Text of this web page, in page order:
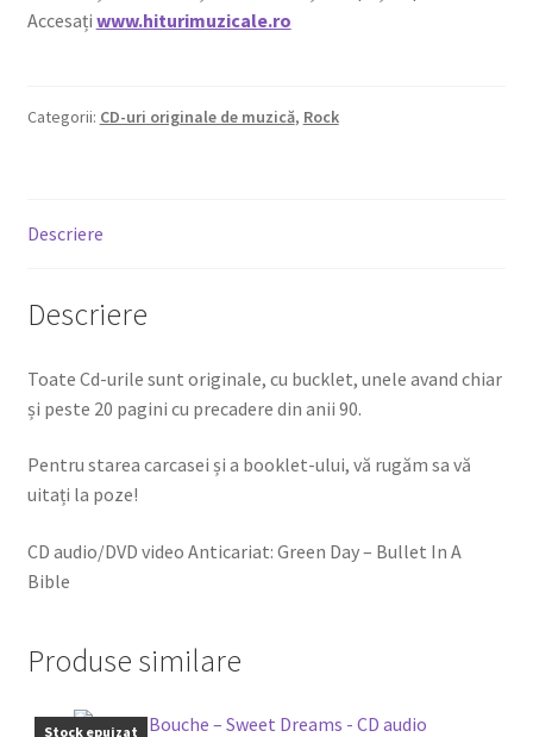
Accesați www.hiturimuzicale.ro
Categorii: CD-uri originale de muzică, Rock
Descriere
Descriere
Toate Cd-urile sunt originale, cu bucklet, unele avand chiar
și peste 20 pagini cu precadere din anii 90.
Pentru starea carcasei și a booklet-ului, vă rugăm sa vă
uitați la poze!
CD audio/DVD video Anticariat: Green Day – Bullet In A
Bible
Produse similare
Stock epuizat